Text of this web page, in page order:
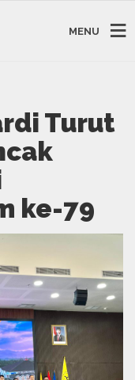
MENU
Turut
ke-79